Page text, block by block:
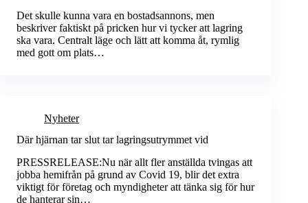
Det skulle kunna vara en bostadsannons, men
beskriver faktiskt på pricken hur vi tycker att lagring
ska vara. Centralt läge och lätt att komma åt, rymlig
med gott om plats…
Nyheter
Där hjärnan tar slut tar lagringsutrymmet vid
PRESSRELEASE:Nu när allt fler anställda tvingas att
jobba hemifrån på grund av Covid 19, blir det extra
viktigt för företag och myndigheter att tänka sig för hur
de hanterar sin…